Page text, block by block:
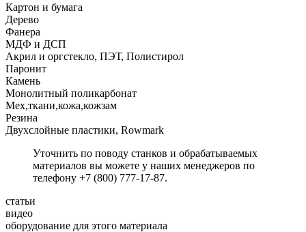
Картон и бумага
Дерево
Фанера
МДФ и ДСП
Акрил и оргстекло, ПЭТ, Полистирол
Паронит
Камень
Монолитный поликарбонат
Мех,ткани,кожа,кожзам
Резина
Двухслойные пластики, Rowmark
Уточнить по поводу станков и обрабатываемых
материалов вы можете у наших менеджеров по
телефону +7 (800) 777-17-87.
статьи
видео
оборудование для этого материала